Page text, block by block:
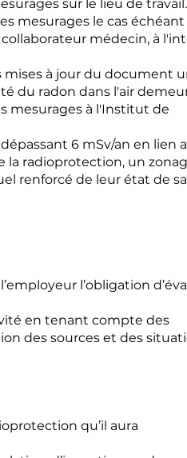
sur le lieu de travail.
mesurages le cas échéant
médecin, à
à jour du document
du radon dans l'air
mesurages à l'Institut de
6 mSv/an en lien
la radioprotection, un
renforcé de leur état de
l’obligation
en tenant compte des
des sources et des
qu’il aura